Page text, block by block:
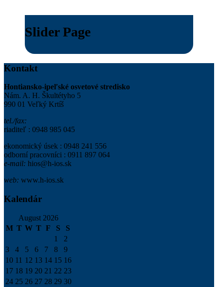
Slider Page
Kontakt
Hontiansko-ipeľské osvetové stredisko
Nám. A. H. Škultétyho 5
990 01 Veľký Krtíš
tel./fax:
riaditeľ : 0948 985 045
ekonomický úsek : 0948 241 556
odborní pracovníci : 0911 897 064
e-mail: hios@h-ios.sk
web: www.h-ios.sk
Kalendár
August 2026
M T W T F S
S
1
2
3
4 5 6 7 8
9
10 11 12 13 14 15 16
17 18 19 20 21 22 23
24 25 26 27 28 29 30